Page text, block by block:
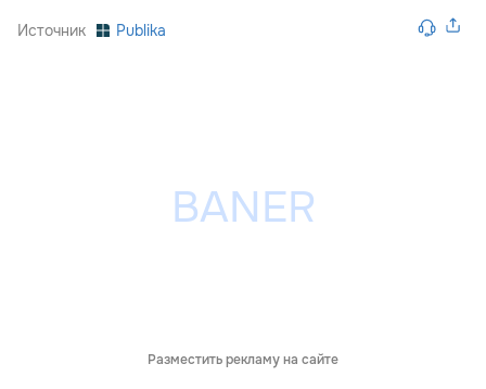
Источник Publika
Разместить рекламу на сайте